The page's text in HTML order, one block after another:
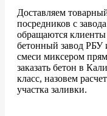
Доставляем
посредников с
обращаются
бетонный завод РБУ
смеси миксером
заказать бетон в
класс, назовем
участка заливки.